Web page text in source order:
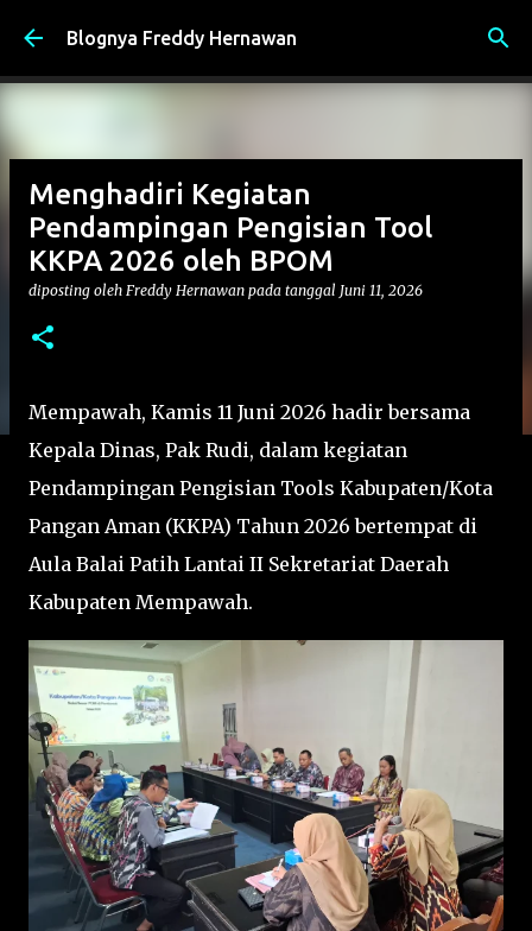
Langsung ke konten utama
Blognya Freddy Hernawan
Menghadiri Kegiatan
Pendampingan Pengisian Tool
KKPA 2026 oleh BPOM
diposting oleh Freddy Hernawan pada tanggal Juni 11, 2026
Mempawah, Kamis 11 Juni 2026 hadir bersama
Kepala Dinas, Pak Rudi, dalam kegiatan
Pendampingan Pengisian Tools Kabupaten/Kota
Pangan Aman (KKPA) Tahun 2026 bertempat di
Aula Balai Patih Lantai II Sekretariat Daerah
Kabupaten Mempawah.